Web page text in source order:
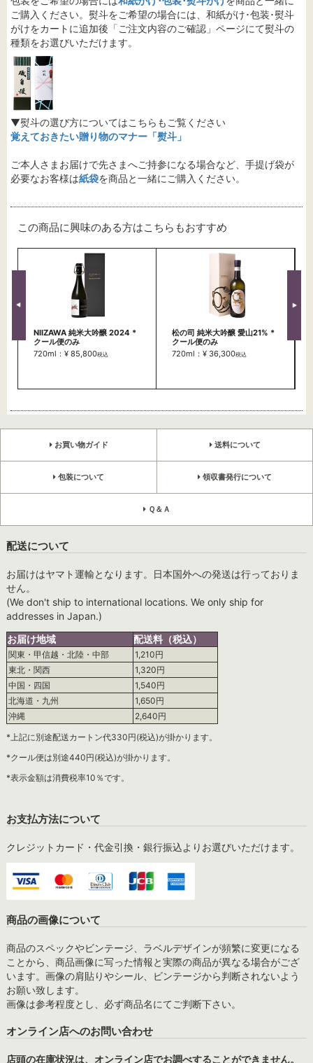
ご購入ください。熨斗をご希望の場合には、和紙がけ･包装･熨斗
がけをカートに追加後「ご注文内容のご確認」ページにて熨斗の
種類をお選びいただけます。
▼熨斗の選び方についてはこちらもご覧ください
覚えておきたい贈り物のマナー「熨斗」
ご本人さまお届けで先さまへご持参になる場合など、手提げ袋が
必要なお客様は紙袋を商品と一緒にご購入ください。
この商品に興味のある方はこちらもおすすめ
NIIZAWA 純米大吟醸 2024 *
クール便のみ
720ml：¥ 85,800税込
松の司 純米大吟醸 愛山21% *
クール便のみ
720ml：¥ 36,300税込
お買い物ガイド 送料について
包装について 領収書発行について
Ｑ＆Ａ
配送について
お届けはヤマト運輸となります。日本国外への発送は行っておりま
せん。
(We don't ship to international locations. We only ship for
addresses in Japan.)
お届け地域
配送料（税込）
関東・甲信越・北陸・中部
1,210円
東北・関西
1,320円
中国・四国
1,540円
北海道・九州
1,650円
沖縄
2,640円
*上記に別途配送カートン代330円(税込)が掛かります。
*クール便は別途440円(税込)が掛かります。
*表示金額は消費税率10％です。
お支払方法について
クレジットカード・代金引換・銀行振込よりお選びいただけます。
商品の画像について
商品のスペックやビンテージ、ラベルデザインが頻繁に変更になる
ことから、商品画像に写った情報と実際の商品が異なる場合がござ
います。画像の肩貼りやシール、ビンテージから判断されないよう
お願い致します。
画像は参考程度とし、必ず商品名にてご判断下さい。
オンライン店へのお問い合わせ
店頭の在庫状況は、オンライン店でお調べすることができません。